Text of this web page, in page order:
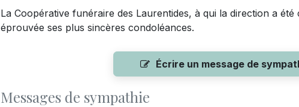
La Coopérative funéraire des Laurentides, à qui la direction a
éprouvée ses plus sincères condoléances.
Écrire un message de
Messages de sympathie